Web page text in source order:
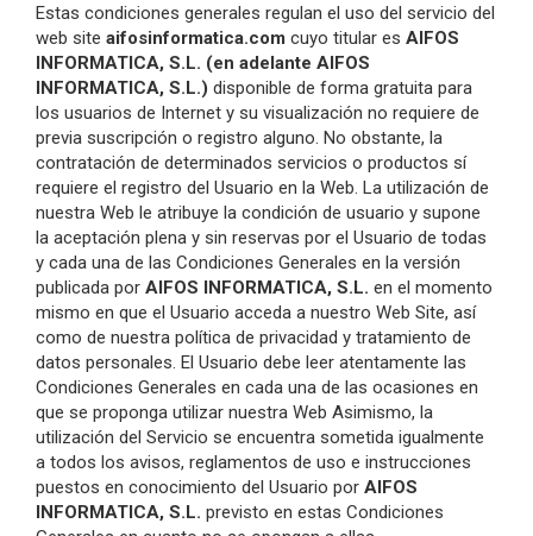
Estas condiciones generales regulan el uso del servicio del
web site aifosinformatica.com cuyo titular es AIFOS
INFORMATICA, S.L. (en adelante AIFOS
INFORMATICA, S.L.) disponible de forma gratuita para
los usuarios de Internet y su visualización no requiere de
previa suscripción o registro alguno. No obstante, la
contratación de determinados servicios o productos sí
requiere el registro del Usuario en la Web. La utilización de
nuestra Web le atribuye la condición de usuario y supone
la aceptación plena y sin reservas por el Usuario de todas
y cada una de las Condiciones Generales en la versión
publicada por AIFOS INFORMATICA, S.L. en el momento
mismo en que el Usuario acceda a nuestro Web Site, así
como de nuestra política de privacidad y tratamiento de
datos personales. El Usuario debe leer atentamente las
Condiciones Generales en cada una de las ocasiones en
que se proponga utilizar nuestra Web Asimismo, la
utilización del Servicio se encuentra sometida igualmente
a todos los avisos, reglamentos de uso e instrucciones
puestos en conocimiento del Usuario por AIFOS
INFORMATICA, S.L. previsto en estas Condiciones